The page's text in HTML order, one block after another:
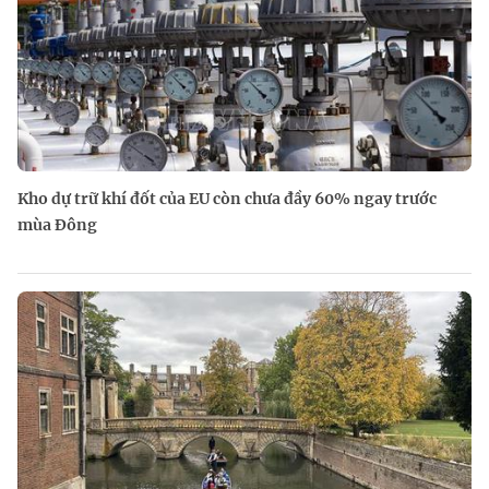
Kho dự trữ khí đốt của EU còn chưa đầy 60% ngay trước
mùa Đông